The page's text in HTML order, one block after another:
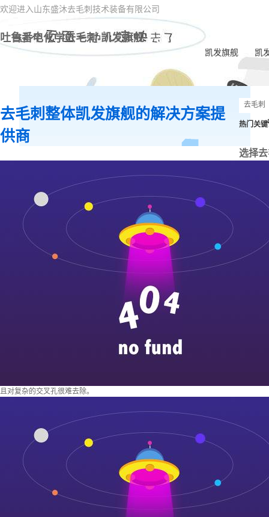
欢迎进入山东盛沐去毛刺技术装备有限公司
吐鲁番电化学去毛刺-凯发旗舰
凯发旗舰 凯
去毛刺整体凯发旗舰的解决方案提
供商
热门关
选择
且对复杂的交叉孔很难去除。